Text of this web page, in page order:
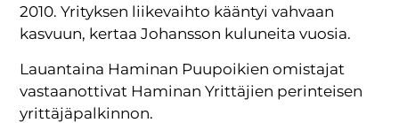
2010. Yrityksen liikevaihto kääntyi vahvaan
kasvuun, kertaa Johansson kuluneita vuosia.
Lauantaina Haminan Puupoikien omistajat
vastaanottivat Haminan Yrittäjien perinteisen
yrittäjäpalkinnon.